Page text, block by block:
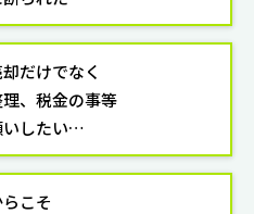
だけでなく
、税金の事等
いしたい…
こそ